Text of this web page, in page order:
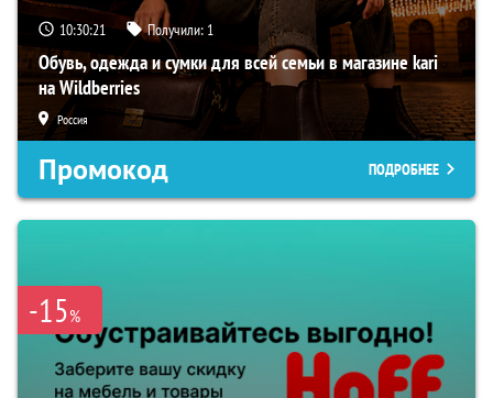
10:30:20 Получили: 1
Обувь, одежда и сумки для всей семьи в магазине kari
на Wildberries
Россия
Промокод ПОДРОБНЕЕ
-15%